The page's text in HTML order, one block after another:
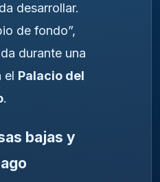
desarrollar.
de fondo”,
durante una
el Palacio del
.
bajas y